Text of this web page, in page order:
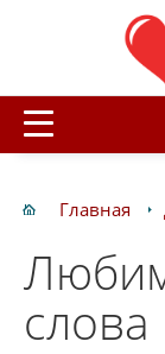
Главная
слова